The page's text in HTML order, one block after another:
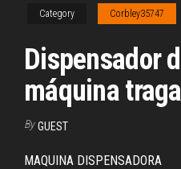
Category Corbley35747
Dispensador
máquina
By GUEST
MAQUINA DISPENSADORA